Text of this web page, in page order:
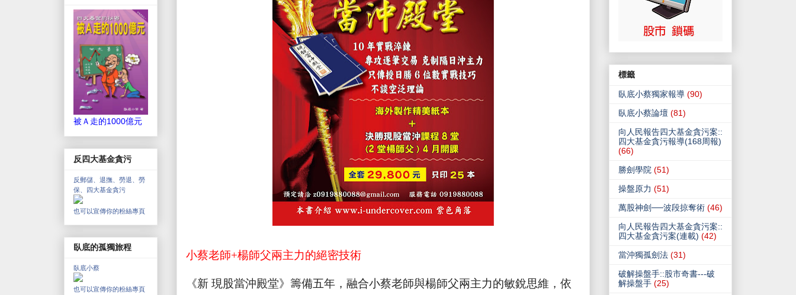
小蔡老師+楊師父兩主力的絕密技術
《新 現股當沖殿堂》 籌備五年， 融合小蔡老師與楊師父兩主力的敏銳思維，依
被Ａ走的1000億元
反四大基金貪污
反郵儲、退撫、勞退、勞
保、四大基金貪污
也可以宣傳你的粉絲專頁
臥底的孤獨旅程
臥底小蔡
也可以宣傳你的粉絲專頁
標籤
臥底小蔡獨家報導 (90)
臥底小蔡論壇 (81)
向人民報告四大基金貪污案::
四大基金貪污報導(168周報)
(66)
勝劍學院 (51)
操盤原力 (51)
萬股神劍──波段掠奪術 (46)
向人民報告四大基金貪污案::
四大基金貪污案(連載) (42)
當沖獨孤劍法 (31)
破解操盤手::股市奇書---破
解操盤手 (25)